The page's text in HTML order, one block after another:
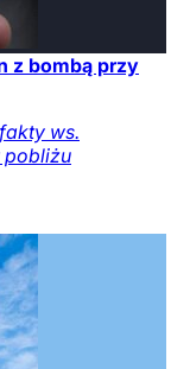
z bombą przy
ws.
pobliżu